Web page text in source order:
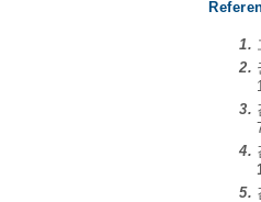
1.
2.
3.
4.
5.